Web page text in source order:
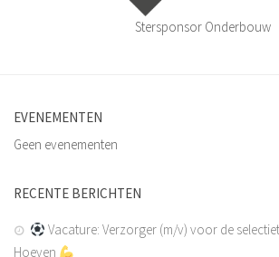
Stersponsor Onderbouw
EVENEMENTEN
Geen evenementen
RECENTE BERICHTEN
Vacature: Verzorger (m/v) voor de
Hoeven